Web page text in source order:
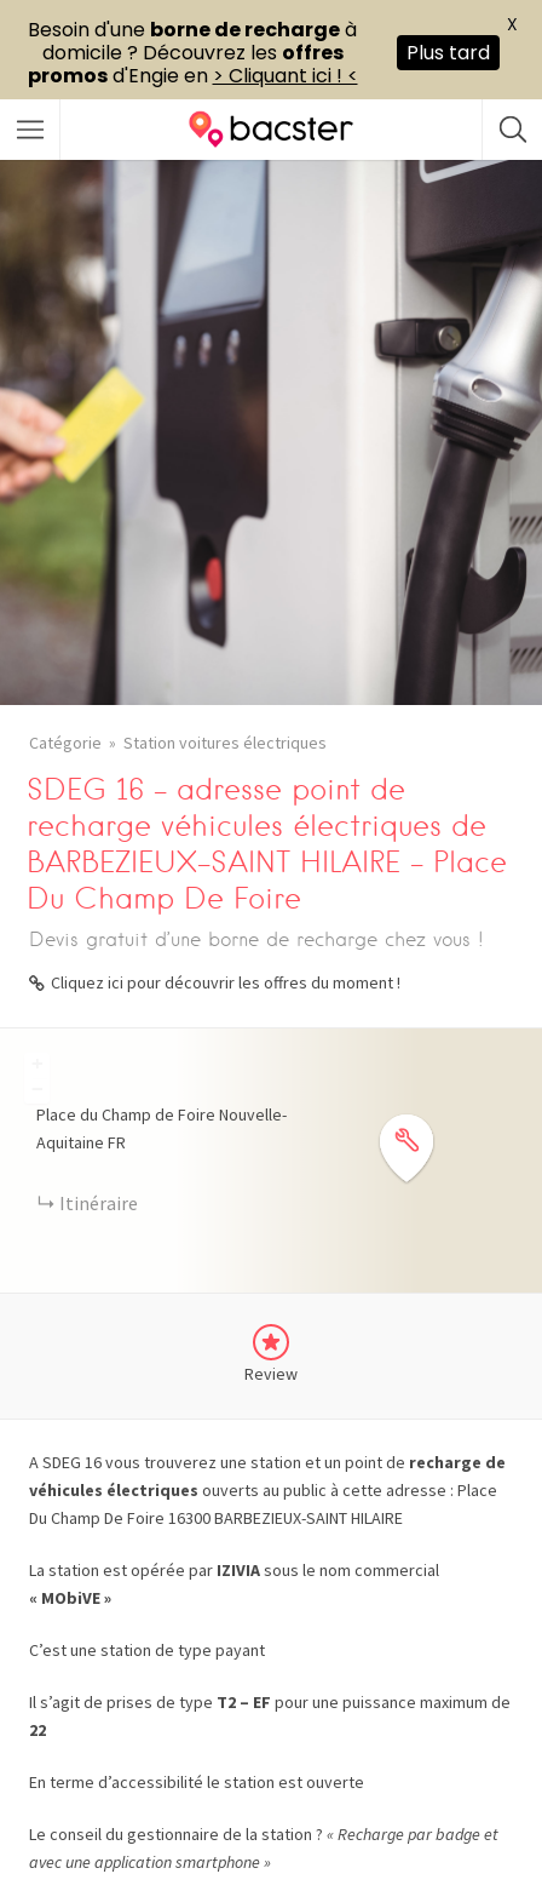
Catégorie Station voitures électriques
SDEG 16 – adresse point de
recharge véhicules électriques de
BARBEZIEUX-SAINT HILAIRE – Place
Du Champ De Foire
Devis gratuit d’une borne de recharge chez vous !
Cliquez ici pour découvrir les offres du moment !
Place du Champ de Foire Nouvelle-
Aquitaine FR
Itinéraire
Review
A SDEG 16 vous trouverez une station et un point de recharge de
véhicules électriques ouverts au public à cette adresse : Place
Du Champ De Foire 16300 BARBEZIEUX-SAINT HILAIRE
La station est opérée par IZIVIAsous le nom commercial
« MObiVE »
C’est une station de type payant
Il s’agit de prises de type T2 – EF pour une puissance maximum de
22
En terme d’accessibilité le station est ouverte
Le conseil du gestionnaire de la station ? « Recharge par badge et
avec une application smartphone »
Besoin d'une borne de rechargeà
domicile ? Découvrez les offres
promosd'Engie en > Cliquant ici ! <
Plus tard
X